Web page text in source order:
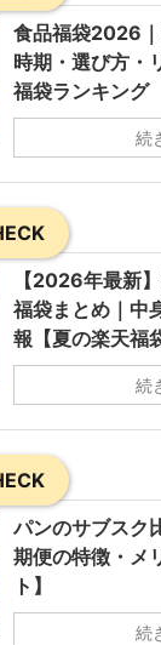
食品福袋2026
時期・選び方・
福袋ランキング
続
【2026年最新
福袋まとめ｜中
報【夏の楽天福
続
パンのサブスク
期便の特徴・メ
ト】
続